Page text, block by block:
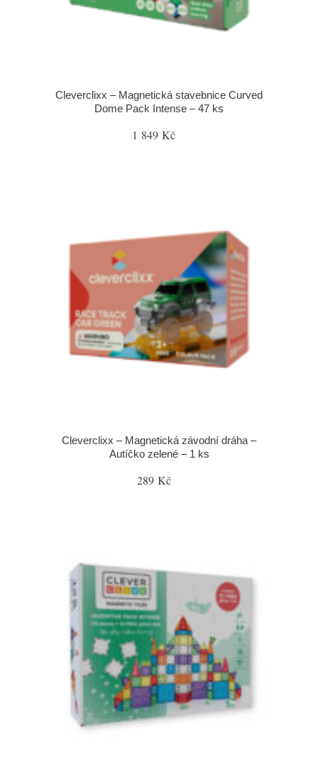
Cleverclixx – Magnetická stavebnice Curved
Dome Pack Intense – 47 ks
1 849 Kč
Cleverclixx – Magnetická závodní dráha –
Autíčko zelené – 1 ks
289 Kč